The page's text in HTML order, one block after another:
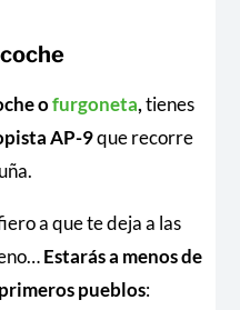
ofurgoneta,tienes
AP-9que recorre
a que te deja a las
Estarás a menos de
pueblos: